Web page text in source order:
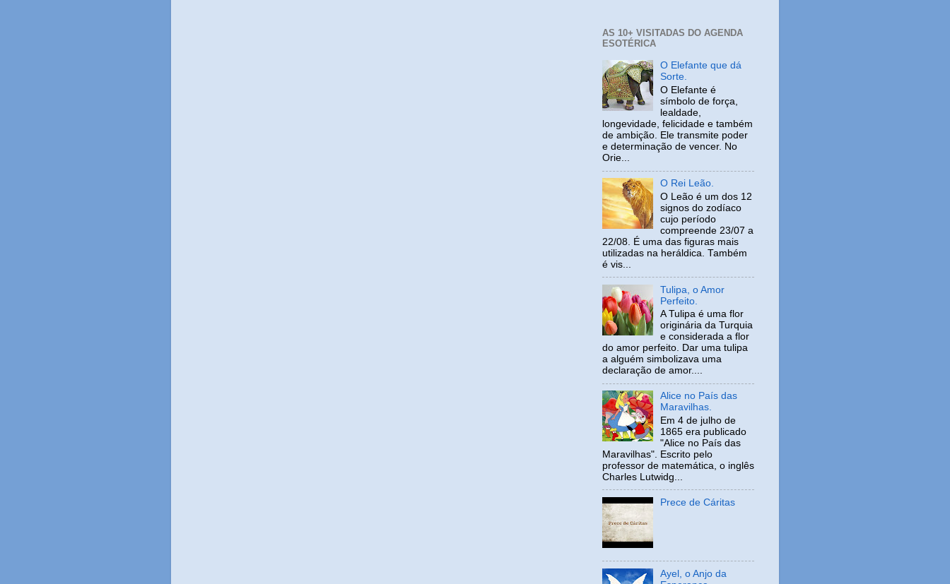
AS 10+ VISITADAS DO AGENDA
ESOTÉRICA
O Elefante que dá
Sorte.
O Elefante é
símbolo de força,
lealdade,
longevidade, felicidade e também
de ambição. Ele transmite poder
e determinação de vencer. No
Orie...
O Rei Leão.
O Leão é um dos 12
signos do zodíaco
cujo período
compreende 23/07 a
22/08. É uma das figuras mais
utilizadas na heráldica. Também
é vis...
Tulipa, o Amor
Perfeito.
A Tulipa é uma flor
originária da Turquia
e considerada a flor
do amor perfeito. Dar uma tulipa
a alguém simbolizava uma
declaração de amor....
Alice no País das
Maravilhas.
Em 4 de julho de
1865 era publicado
"Alice no País das
Maravilhas". Escrito pelo
professor de matemática, o inglês
Charles Lutwidg...
Prece de Cáritas
Ayel, o Anjo da